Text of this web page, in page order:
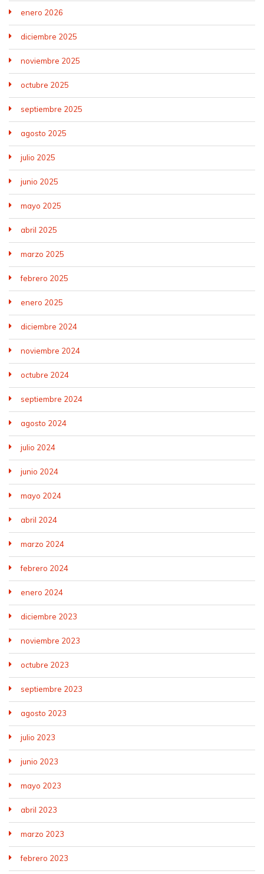
enero 2026
diciembre 2025
noviembre 2025
octubre 2025
septiembre 2025
agosto 2025
julio 2025
junio 2025
mayo 2025
abril 2025
marzo 2025
febrero 2025
enero 2025
diciembre 2024
noviembre 2024
octubre 2024
septiembre 2024
agosto 2024
julio 2024
junio 2024
mayo 2024
abril 2024
marzo 2024
febrero 2024
enero 2024
diciembre 2023
noviembre 2023
octubre 2023
septiembre 2023
agosto 2023
julio 2023
junio 2023
mayo 2023
abril 2023
marzo 2023
febrero 2023